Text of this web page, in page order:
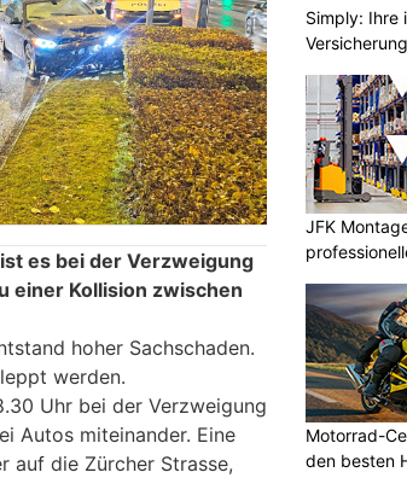
es bei der Verzweigung
einer Kollision zwischen
hoher Sachschaden.
werden.
Uhr bei der Verzweigung
Autos miteinander. Eine
auf die Zürcher Strasse,
Simply: Ihre
JFK
Motorrad-
den besten